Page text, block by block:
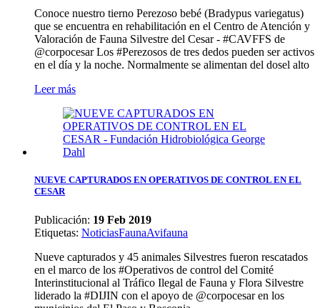
Conoce nuestro tierno Perezoso bebé (Bradypus variegatus)
que se encuentra en rehabilitación en el Centro de Atención y
Valoración de Fauna Silvestre del Cesar - #CAVFFS de
@corpocesar Los #Perezosos de tres dedos pueden ser activos
en el día y la noche. Normalmente se alimentan del dosel alto
Leer más
NUEVE CAPTURADOS EN OPERATIVOS DE CONTROL EN EL
CESAR
Publicación: 19 Feb 2019
Etiquetas: NoticiasFaunaAvifauna
Nueve capturados y 45 animales Silvestres fueron rescatados
en el marco de los #Operativos de control del Comité
Interinstitucional al Tráfico Ilegal de Fauna y Flora Silvestre
liderado la #DIJIN con el apoyo de @corpocesar en los